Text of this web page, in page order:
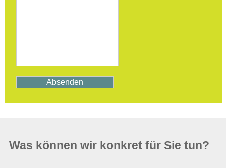
Was können wir konkret für Sie tun?